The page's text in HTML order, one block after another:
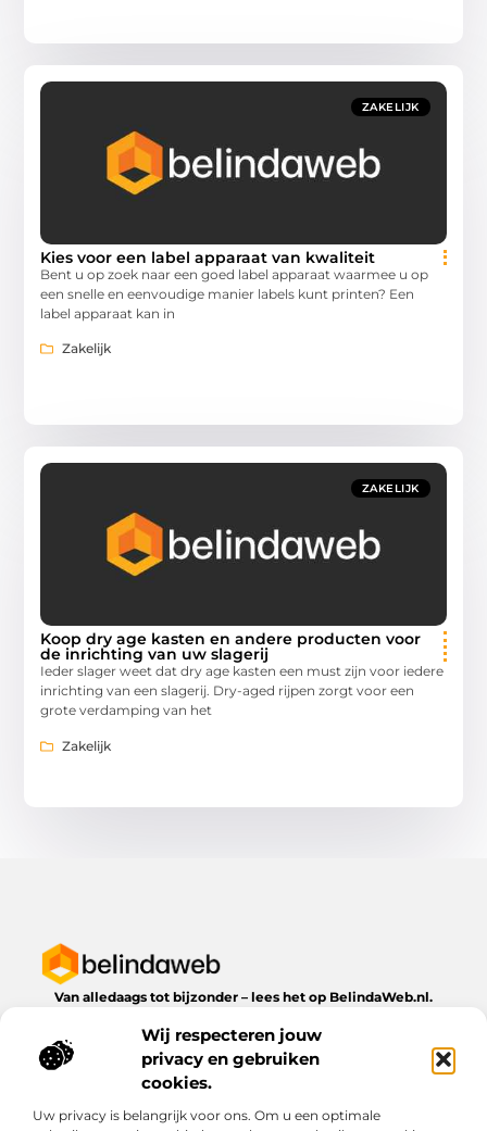
Wij respecteren jouw
privacy en gebruiken
cookies.
Uw privacy is belangrijk voor ons. Om u een optimale
ZAKELIJK
Kies voor een label apparaat van kwaliteit
Bent u op zoek naar een goed label apparaat waarmee u op
een snelle en eenvoudige manier labels kunt printen? Een
label apparaat kan in
Zakelijk
ZAKELIJK
Koop dry age kasten en andere producten voor
de inrichting van uw slagerij
Ieder slager weet dat dry age kasten een must zijn voor iedere
inrichting van een slagerij. Dry-aged rijpen zorgt voor een
grote verdamping van het
Zakelijk
Van alledaags tot bijzonder – lees het op BelindaWeb.nl.
dagelijks leven te bieden heeft.
Bericht categorie